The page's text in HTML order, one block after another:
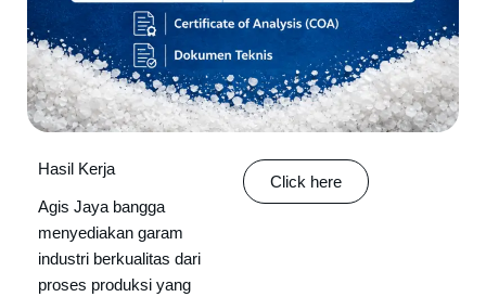
Hasil Kerja
Agis Jaya bangga
menyediakan garam
industri berkualitas dari
proses produksi yang
Click here